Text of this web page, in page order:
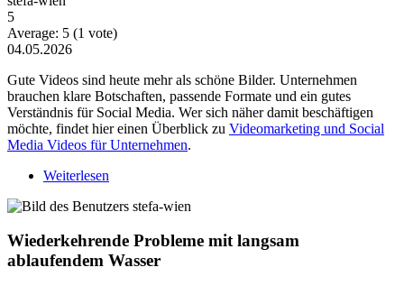
5
Average: 5 (1 vote)
04.05.2026
Gute Videos sind heute mehr als schöne Bilder. Unternehmen
brauchen klare Botschaften, passende Formate und ein gutes
Verständnis für Social Media. Wer sich näher damit beschäftigen
möchte, findet hier einen Überblick zu Videomarketing und Social
Media Videos für Unternehmen.
Weiterlesen
Wiederkehrende Probleme mit langsam
ablaufendem Wasser